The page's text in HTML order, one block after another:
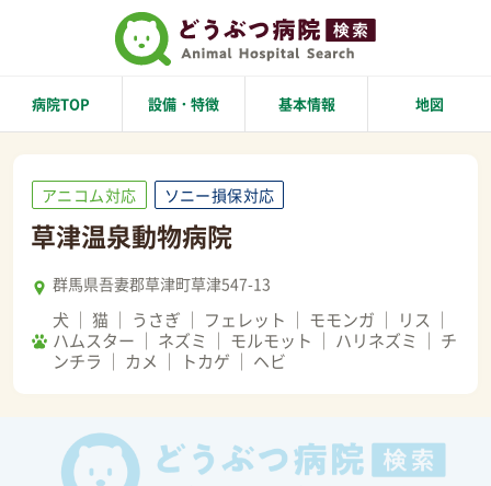
病院TOP 設備・特徴 基本情報 地図
アニコム対応 ソニー損保対応
草津温泉動物病院
群馬県吾妻郡草津町草津547-13
犬 猫 うさぎ フェレット モモンガ
リス
ハムスター
ネズミ モルモット ハリネズミ
チ
ンチラ
カメ トカゲ ヘビ